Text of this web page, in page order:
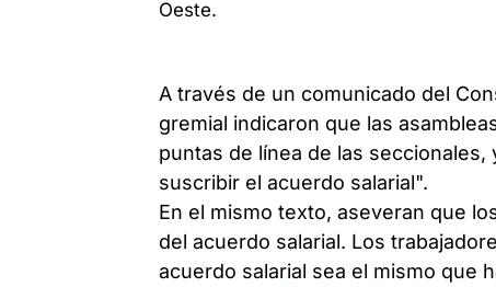
A través de un comunicado del
gremial indicaron que las
puntas de línea de las
suscribir el acuerdo salarial".
En el mismo texto, aseveran que
del acuerdo salarial. Los
acuerdo salarial sea el mismo que